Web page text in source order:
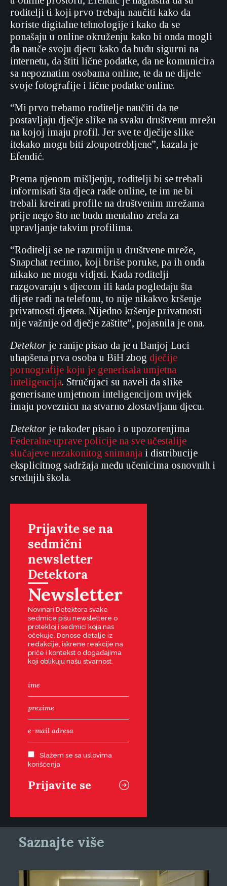
roditelji ti koji prvo trebaju naučiti kako da
koriste digitalne tehnologije i kako da se
ponašaju u online okruženju kako bi onda mogli
da nauče svoju djecu kako da budu sigurni na
internetu, da štiti lične podatke, da ne komunicira
sa nepoznatim osobama online, te da ne dijele
svoje fotografije i lične podatke online.
“Mi prvo trebamo roditelje naučiti da ne
postavljaju dječje slike na svaku društvenu mrežu
na kojoj imaju profil. Jer sve te dječije slike
itekako mogu biti zloupotrebljene”, kazala je
Efendić.
Prema njenom mišljenju, roditelji bi se trebali
informisati šta djeca rade online, te im ne bi
trebali kreirati profile na društvenim mrežama
prije nego što ne budu mentalno zrela za
upravljanje takvim profilima.
“Roditelji se ne razumiju u društvene mreže,
Snapchat recimo, koji briše poruke, pa ih onda
nikako ne mogu vidjeti. Kada roditelji
razgovaraju s djecom ili kada pogledaju šta
dijete radi na telefonu, to nije nikakvo kršenje
privatnosti djeteta. Nijedno kršenje privatnosti
nije važnije od dječje zaštite”, pojasnila je ona.
Detektor je ranije pisao da je u Banjoj Luci
uhapšena prva osoba u BiH zbog dječije
pornografije koju je generisala umjetna
inteligencija. Stručnjaci su naveli da slike
generisane umjetnom inteligencijom uvijek
imaju poveznicu na stvarno zlostavljanu djecu.
Detektor je također pisao i o upozorenjima
Federalne uprave policije na sve učestalije
slučajeve nezakonitog snimanja i distribucije
eksplicitnog sadržaja među učenicima osnovnih i
srednjih škola.
Prijavite se na
sedmični
newsletter
Detektora
Newsletter
Novinari Detektora svake
sedmice pišu newslettere o
protekloj i sedmici koja nas
očekuje. Donose detalje iz
redakcije, iskrene reakcije na
priče i kontekst o događajima
koji oblikuju našu stvarnost.
Slažem se sa uslovima
korišćenja
Saznajte više